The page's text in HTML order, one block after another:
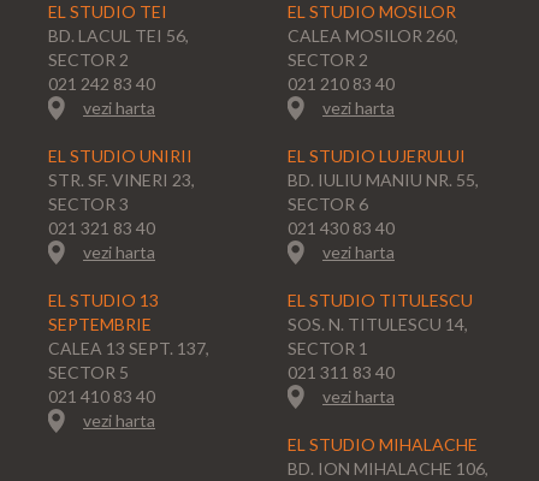
EL STUDIO TEI
BD. LACUL TEI 56,
SECTOR 2
021 242 83 40
vezi harta
EL STUDIO MOSILOR
CALEA MOSILOR 260,
SECTOR 2
021 210 83 40
vezi harta
EL STUDIO UNIRII
STR. SF. VINERI 23,
SECTOR 3
021 321 83 40
vezi harta
EL STUDIO LUJERULUI
BD. IULIU MANIU NR. 55,
SECTOR 6
021 430 83 40
vezi harta
EL STUDIO 13
SEPTEMBRIE
CALEA 13 SEPT. 137,
SECTOR 5
021 410 83 40
vezi harta
EL STUDIO TITULESCU
SOS. N. TITULESCU 14,
SECTOR 1
021 311 83 40
vezi harta
EL STUDIO MIHALACHE
BD. ION MIHALACHE 106,